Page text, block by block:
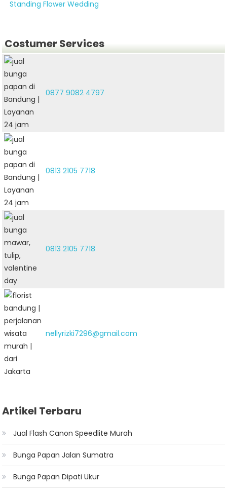
Standing Flower Wedding
Costumer Services
0877 9082 4797
0813 2105 7718
0813 2105 7718
nellyrizki7296@gmail.com
Artikel Terbaru
Jual Flash Canon Speedlite Murah
Bunga Papan Jalan Sumatra
Bunga Papan Dipati Ukur